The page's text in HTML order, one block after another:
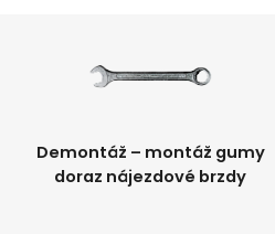
Demontáž – montáž gumy
doraz nájezdové brzdy